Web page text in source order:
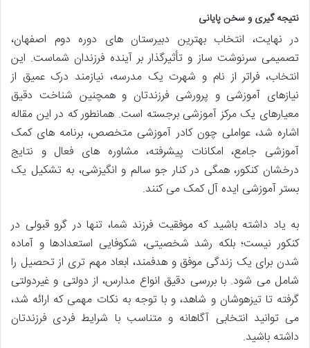
نتیجه گیری و سخن پایانی
در نهایت، انتخاب بهترین دبیرستان های دوره دوم اصفهان،
تصمیمی سرنوشت ساز و تأثیرگذار بر آینده فرزندان شماست. این
انتخاب، فراتر از نام و شهرت یک مدرسه، نیازمند درک عمیق از
نیازهای آموزشی و پرورشی فرزندتان و همچنین شناخت دقیق
معیارهای یک مرکز آموزشی برجسته است. همانطور که در این مقاله
اشاره شد، عواملی چون کادر آموزشی متخصص، برنامه های کمک
آموزشی جامع، امکانات پیشرفته، مشاوره های فعال و نتایج
درخشان کنکور، همگی در کنار جو سالم و انگیزشی، به تشکیل یک
بستر آموزشی ایده آل کمک می کنند.
به یاد داشته باشید که موفقیت فرزند شما، تنها در گرو قبولی در
کنکور نیست؛ بلکه رشد شخصیتی، شکوفایی استعدادها و آماده
شدن برای یک زندگی موفق و هدفمند، ابعاد مهم تری از تحصیل را
شامل می شود. با بررسی دقیق انواع مدارس، از دولتی و غیردولتی
گرفته تا تیزهوشان و شاهد، و با توجه به نکات مهمی که ارائه شد،
می توانید انتخابی آگاهانه و متناسب با شرایط فردی فرزندتان
داشته باشید.